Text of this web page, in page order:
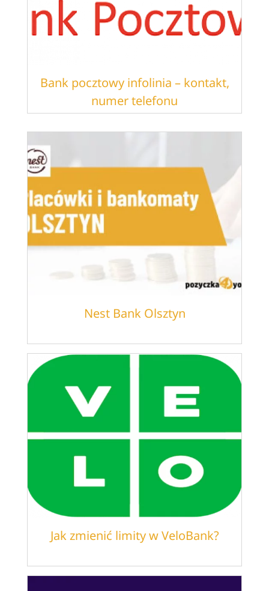
Bank pocztowy infolinia – kontakt,
numer telefonu
Nest Bank Olsztyn
Jak zmienić limity w VeloBank?